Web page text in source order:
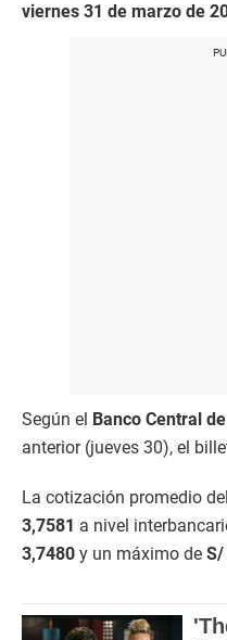
viernes 31 de marzo de
Según el Banco Central
anterior (jueves 30), el
La cotización promedio
3,7581 a nivel
3,7480 y un máximo de S/